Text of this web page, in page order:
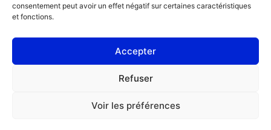
consentement peut avoir un effet négatif sur certaines caractéristiques
et fonctions.
Accepter
Refuser
Voir les préférences